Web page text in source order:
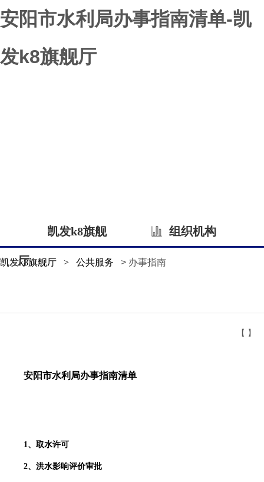
安阳市水利局办事指南清单-凯
发k8旗舰厅
凯发k8旗舰
厅
组织机构
凯发k8旗舰厅 > 公共服务 > 办事指南
【 】
安阳市水利局办事指南清单
1、取水许可
2、洪水影响评价审批